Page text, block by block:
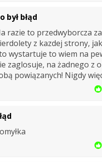
był błąd
razie to przedwyborcza
z kazdej strony,
wystartuje to wiem na
zaglosuje, na żadnego z
powiązanych! Nigdy